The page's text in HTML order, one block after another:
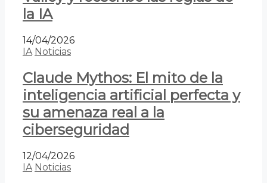
la IA
14/04/2026
IA Noticias
Claude Mythos: El mito de la
inteligencia artificial perfecta y
su amenaza real a la
ciberseguridad
12/04/2026
IA Noticias